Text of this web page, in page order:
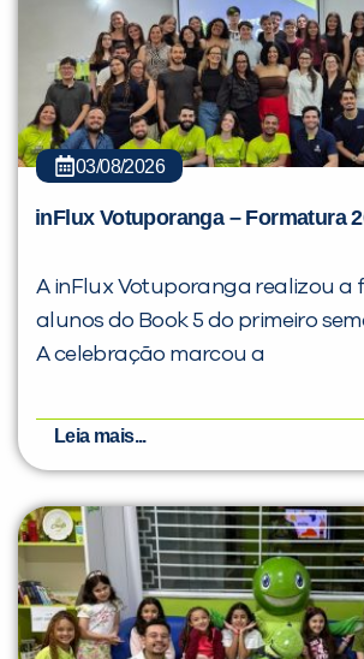
03/08/2026
inFlux Votuporanga – Formatura
A inFlux Votuporanga realizou a
alunos do Book 5 do primeiro
A celebração marcou a
Leia mais...